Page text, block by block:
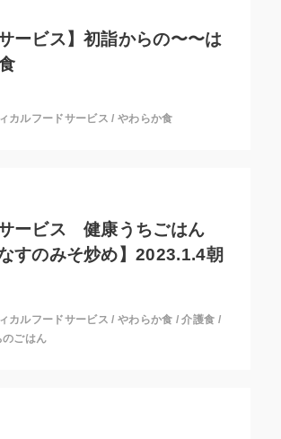
ービス】初詣からの〜〜は
カルフードサービス / やわらか食
サービス 健康うちごはん
すのみそ炒め】2023.1.4朝
カルフードサービス / やわらか食 /介護食 /
ごはん